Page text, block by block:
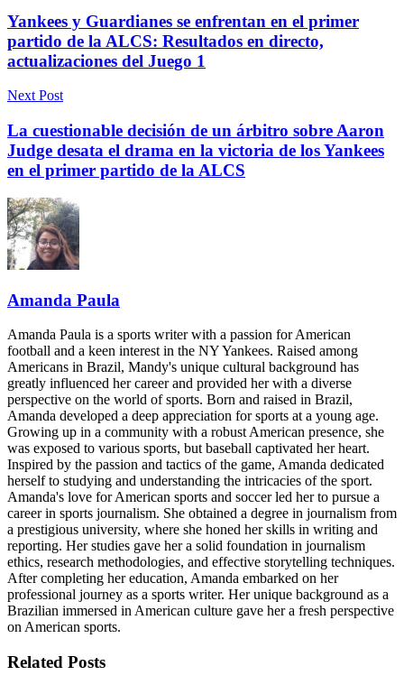
Yankees y Guardianes se enfrentan en el primer
partido de la ALCS: Resultados en directo,
actualizaciones del Juego 1
Next Post
La cuestionable decisión de un árbitro sobre Aaron
Judge desata el drama en la victoria de los Yankees
en el primer partido de la ALCS
Amanda Paula
Amanda Paula is a sports writer with a passion for American
football and a keen interest in the NY Yankees. Raised among
Americans in Brazil, Mandy's unique cultural background has
greatly influenced her career and provided her with a diverse
perspective on the world of sports. Born and raised in Brazil,
Amanda developed a deep appreciation for sports at a young age.
Growing up in a community with a robust American presence, she
was exposed to various sports, but baseball captivated her heart.
Inspired by the passion and tactics of the game, Amanda dedicated
herself to studying and understanding the intricacies of the sport.
Amanda's love for American sports and soccer led her to pursue a
career in sports journalism. She obtained a degree in journalism from
a prestigious university, where she honed her skills in writing and
reporting. Her studies gave her a solid foundation in journalism
ethics, research methodologies, and effective storytelling techniques.
After completing her education, Amanda embarked on her
professional journey as a sports writer. Her unique background as a
Brazilian immersed in American culture gave her a fresh perspective
on American sports.
Related Posts